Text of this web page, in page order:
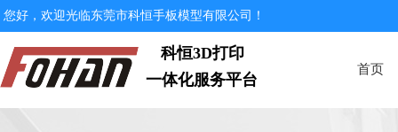
科恒3D打印
一体化服务平台
您好，欢迎光临东莞市科恒手板模型有限公司！
首页